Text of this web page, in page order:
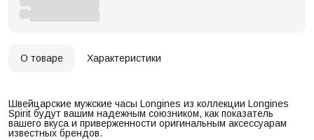
О товаре Характеристики
Швейцарские мужские часы Longines из коллекции Longines
Spirit будут вашим надежным союзником, как показатель
вашего вкуса и приверженности оригинальным аксессуарам
известных брендов.